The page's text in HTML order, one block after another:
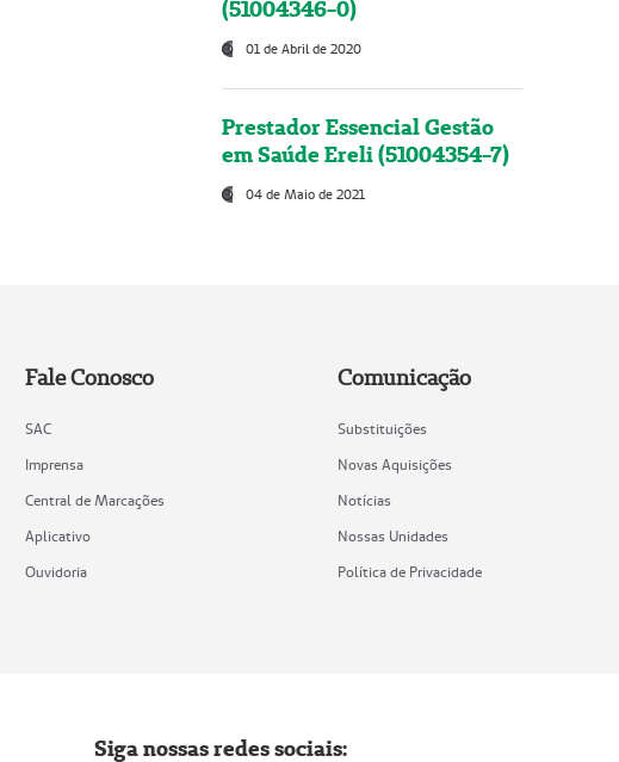
(51004346-0)
01 de Abril de 2020
Prestador Essencial Gestão
em Saúde Ereli (51004354-7)
04 de Maio de 2021
Fale Conosco
SAC
Imprensa
Central de Marcações
Aplicativo
Ouvidoria
Comunicação
Substituições
Novas Aquisições
Notícias
Nossas Unidades
Política de Privacidade
Siga nossas redes sociais: